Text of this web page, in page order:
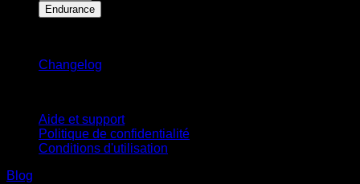
Endurance
Changelog
Aide et support
Politique de confidentialité
Conditions d'utilisation
Blog